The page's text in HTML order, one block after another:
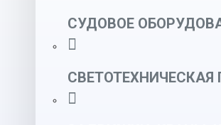
СУДОВОЕ